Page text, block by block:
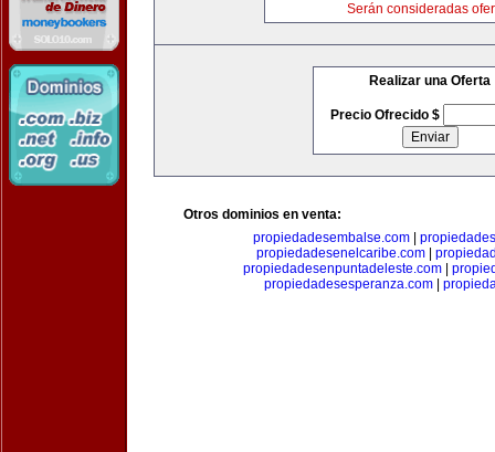
Serán consideradas
Realizar una Oferta
Precio Ofrecido $
Otros dominios en venta:
propiedadesembalse.com|
propiedadesenelcaribe.com|
propiedadesenpuntadeleste.com
propiedadesesperanza.com